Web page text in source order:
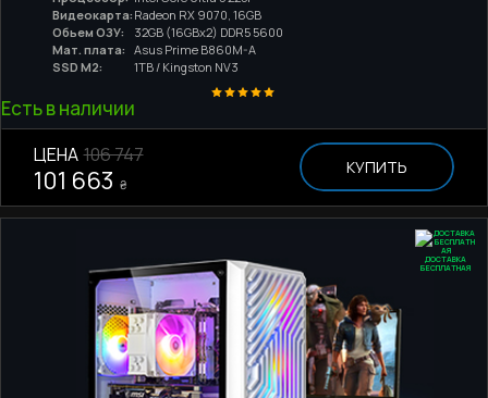
Видеокарта: Radeon RX 9070, 16GB
Обьем ОЗУ:
32GB (16GBx2) DDR5 5600
Мат. плата:
Asus Prime B860M-A
SSD M2:
1TB / Kingston NV3
Есть в наличии
ЦЕНА 106 747
101 663 ₴
КУПИТЬ
ДОСТАВКА
БЕСПЛАТНАЯ